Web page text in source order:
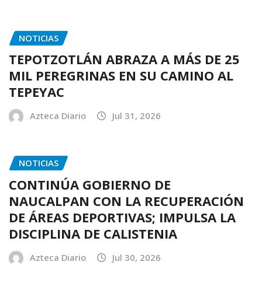
NOTICIAS
TEPOTZOTLÁN ABRAZA A MÁS DE 25
MIL PEREGRINAS EN SU CAMINO AL
TEPEYAC
Azteca Diario Jul 31, 2026
NOTICIAS
CONTINÚA GOBIERNO DE
NAUCALPAN CON LA RECUPERACIÓN
DE ÁREAS DEPORTIVAS; IMPULSA LA
DISCIPLINA DE CALISTENIA
Azteca Diario Jul 30, 2026